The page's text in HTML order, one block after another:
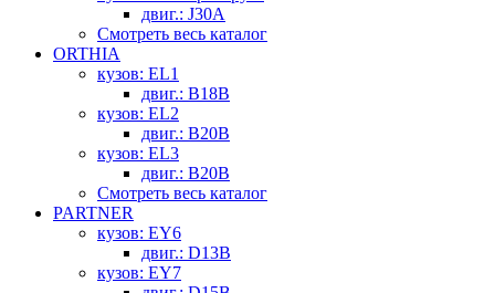
двиг.: J30A
Смотреть весь каталог
ORTHIA
кузов: EL1
двиг.: B18B
кузов: EL2
двиг.: B20B
кузов: EL3
двиг.: B20B
Смотреть весь каталог
PARTNER
кузов: EY6
двиг.: D13B
кузов: EY7